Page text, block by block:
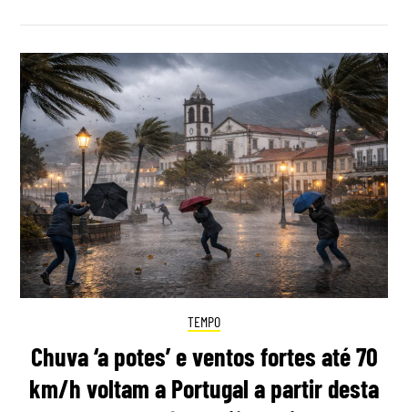
TEMPO
Chuva ‘a potes’ e ventos fortes até 70
km/h voltam a Portugal a partir desta